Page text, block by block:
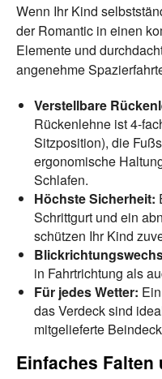
Wenn Ihr Kind
der Romantic in einen
Elemente und
angenehme
Verstellbare
Rückenlehne ist 4-
Sitzposition), die
ergonomische
Schlafen.
Höchste Sicherheit:
Schrittgurt und ein
schützen Ihr Kind
in Fahrtrichtung als
Für jedes Wetter:
das Verdeck sind
mitgelieferte
Einfaches Falten